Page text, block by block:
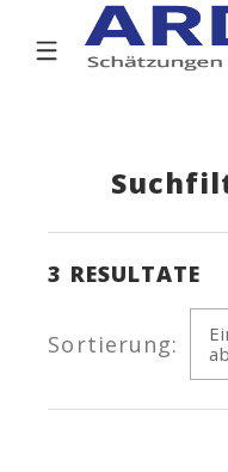
3 RESULTATE
Sortierung: